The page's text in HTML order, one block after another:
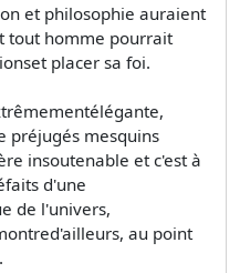
et philosophie auraient
tout homme pourrait
placer sa foi.
préjugés mesquins
insoutenable et c'est à
d'une
de l'univers,
au point